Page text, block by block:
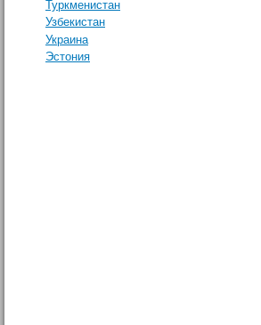
Туркменистан
Узбекистан
Украина
Эстония